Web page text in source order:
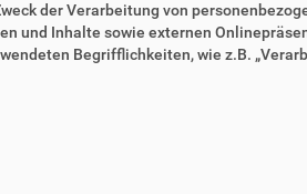
der Verarbeitung von
und Inhalte sowie externen
Begrifflichkeiten, wie z.B.